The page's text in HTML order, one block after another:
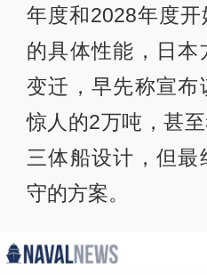
年度和2028年度
的具体性能，日
变迁，早先称宣布
惊人的2万吨，甚
三体船设计，但最
守的方案。